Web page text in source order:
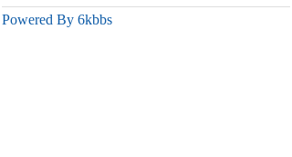
Powered By 6kbbs